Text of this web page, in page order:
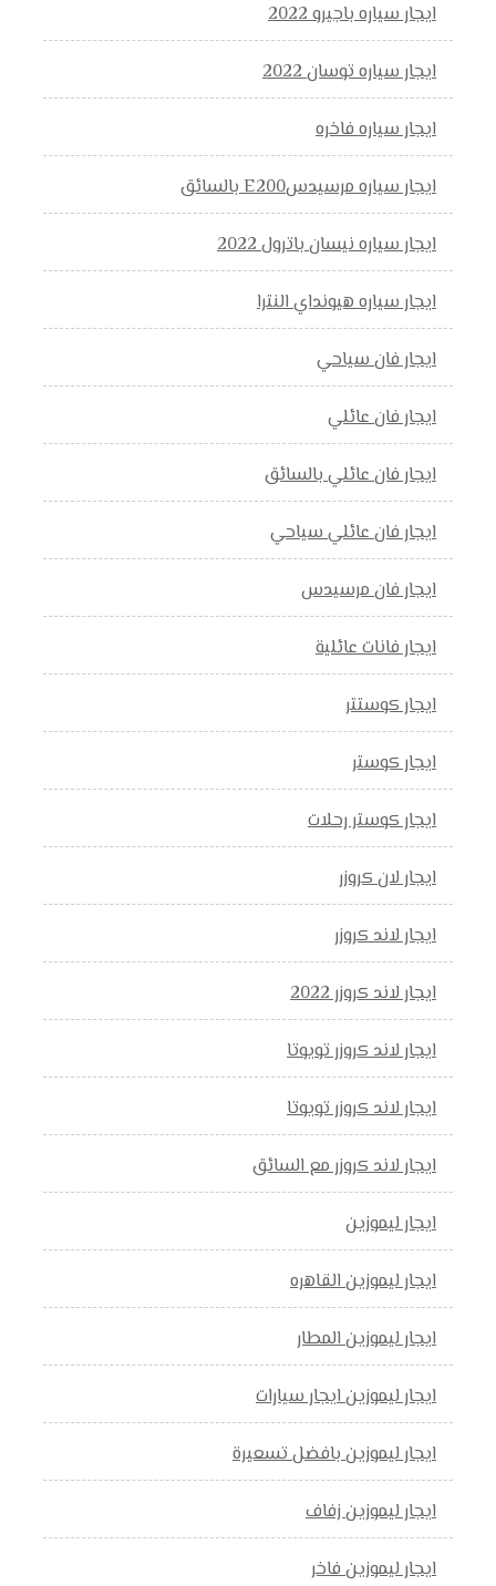
ايجار سياره باجيرو 2022
ايجار سياره توسان 2022
ايجار سياره فاخره
ايجار سياره مرسيدسE200 بالسائق
ايجار سياره نيسان باترول 2022
ايجار سياره هيونداي النترا
ايجار فان سياحي
ايجار فان عائلي
ايجار فان عائلي بالسائق
ايجار فان عائلي سياحي
ايجار فان مرسيدس
ايجار فانات عائلية
ايجار كوستتر
ايجار كوستر
ايجار كوستر رحلات
ايجار لان كروزر
ايجار لاند كروزر
ايجار لاند كروزر 2022
ايجار لاند كروزر تويوتا
ايجار لاند كروزر تويوتا
ايجار لاند كروزر مع السائق
ايجار ليموزين
ايجار ليموزين القاهره
ايجار ليموزين المطار
ايجار ليموزين ايجار سيارات
ايجار ليموزين بافضل تسعيرة
ايجار ليموزين زفاف
ايجار ليموزين فاخر